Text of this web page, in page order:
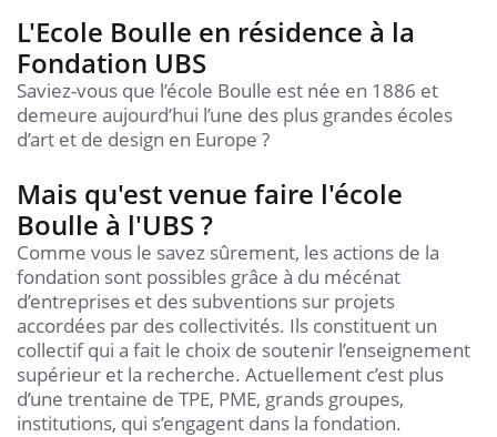
L'Ecole Boulle en résidence à la
Fondation UBS
Saviez-vous que l’école Boulle est née en 1886 et
demeure aujourd’hui l’une des plus grandes écoles
d’art et de design en Europe ?
Mais qu'est venue faire l'école
Boulle à l'UBS ?
Comme vous le savez sûrement, les actions de la
fondation sont possibles grâce à du mécénat
d’entreprises et des subventions sur projets
accordées par des collectivités. Ils constituent un
collectif qui a fait le choix de soutenir l’enseignement
supérieur et la recherche. Actuellement c’est plus
d’une trentaine de TPE, PME, grands groupes,
institutions, qui s’engagent dans la fondation.